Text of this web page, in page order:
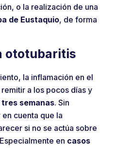
o la realización de una
de Eustaquio, de forma
ototubaritis
la inflamación en el
a los pocos días y
semanas. Sin
cuenta que la
si no se actúa sobre
en casos